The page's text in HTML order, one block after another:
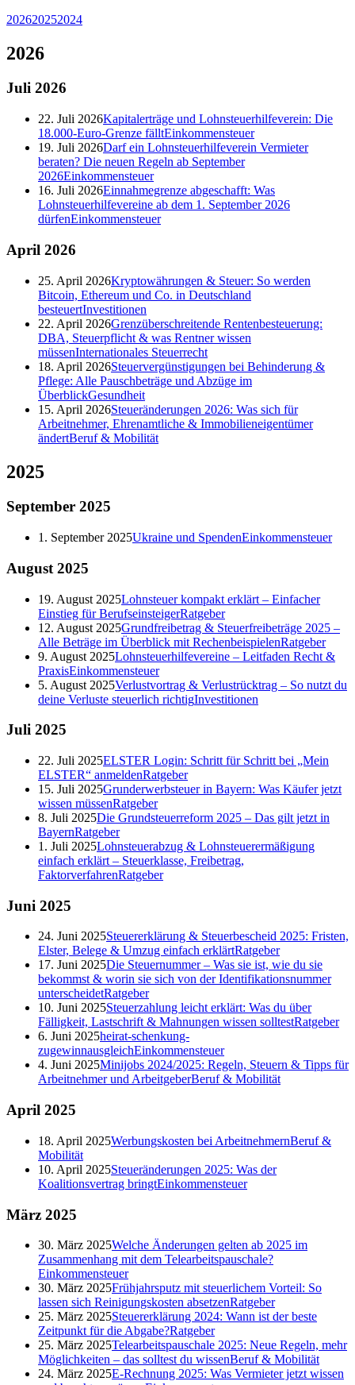
202620252024
2026
Juli 2026
22. Juli 2026Kapitalerträge und Lohnsteuerhilfeverein: Die
18.000-Euro-Grenze fälltEinkommensteuer
19. Juli 2026Darf ein Lohnsteuerhilfeverein Vermieter
beraten? Die neuen Regeln ab September
2026Einkommensteuer
16. Juli 2026Einnahmegrenze abgeschafft: Was
Lohnsteuerhilfevereine ab dem 1. September 2026
dürfenEinkommensteuer
April 2026
25. April 2026Kryptowährungen & Steuer: So werden
Bitcoin, Ethereum und Co. in Deutschland
besteuertInvestitionen
22. April 2026Grenzüberschreitende Rentenbesteuerung:
DBA, Steuerpflicht & was Rentner wissen
müssenInternationales Steuerrecht
18. April 2026Steuervergünstigungen bei Behinderung &
Pflege: Alle Pauschbeträge und Abzüge im
ÜberblickGesundheit
15. April 2026Steueränderungen 2026: Was sich für
Arbeitnehmer, Ehrenamtliche & Immobilieneigentümer
ändertBeruf & Mobilität
2025
September 2025
1. September 2025Ukraine und SpendenEinkommensteuer
August 2025
19. August 2025Lohnsteuer kompakt erklärt – Einfacher
Einstieg für BerufseinsteigerRatgeber
12. August 2025Grundfreibetrag & Steuerfreibeträge 2025 –
Alle Beträge im Überblick mit RechenbeispielenRatgeber
9. August 2025Lohnsteuerhilfevereine – Leitfaden Recht &
PraxisEinkommensteuer
5. August 2025Verlustvortrag & Verlustrücktrag – So nutzt du
deine Verluste steuerlich richtigInvestitionen
Juli 2025
22. Juli 2025ELSTER Login: Schritt für Schritt bei „Mein
ELSTER“ anmeldenRatgeber
15. Juli 2025Grunderwerbsteuer in Bayern: Was Käufer jetzt
wissen müssenRatgeber
8. Juli 2025Die Grundsteuerreform 2025 – Das gilt jetzt in
BayernRatgeber
1. Juli 2025Lohnsteuerabzug & Lohnsteuerermäßigung
einfach erklärt – Steuerklasse, Freibetrag,
FaktorverfahrenRatgeber
Juni 2025
24. Juni 2025Steuererklärung & Steuerbescheid 2025: Fristen,
Elster, Belege & Umzug einfach erklärtRatgeber
17. Juni 2025Die Steuernummer – Was sie ist, wie du sie
bekommst & worin sie sich von der Identifikationsnummer
unterscheidetRatgeber
10. Juni 2025Steuerzahlung leicht erklärt: Was du über
Fälligkeit, Lastschrift & Mahnungen wissen solltestRatgeber
6. Juni 2025heirat-schenkung-
zugewinnausgleichEinkommensteuer
4. Juni 2025Minijobs 2024/2025: Regeln, Steuern & Tipps für
Arbeitnehmer und ArbeitgeberBeruf & Mobilität
April 2025
18. April 2025Werbungskosten bei ArbeitnehmernBeruf &
Mobilität
10. April 2025Steueränderungen 2025: Was der
Koalitionsvertrag bringtEinkommensteuer
März 2025
30. März 2025Welche Änderungen gelten ab 2025 im
Zusammenhang mit dem Telearbeitspauschale?
Einkommensteuer
30. März 2025Frühjahrsputz mit steuerlichem Vorteil: So
lassen sich Reinigungskosten absetzenRatgeber
25. März 2025Steuererklärung 2024: Wann ist der beste
Zeitpunkt für die Abgabe?Ratgeber
25. März 2025Telearbeitspauschale 2025: Neue Regeln, mehr
Möglichkeiten – das solltest du wissenBeruf & Mobilität
24. März 2025E-Rechnung 2025: Was Vermieter jetzt wissen